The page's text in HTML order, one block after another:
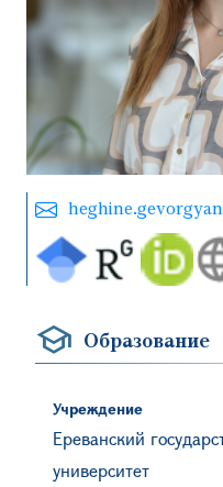
Образование
Учреждение
Ереванский
университет